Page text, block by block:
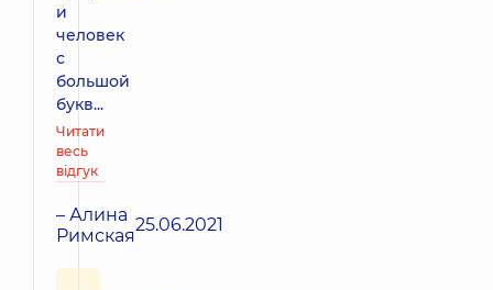
и
человек
с
большой
букв...
Читати
весь
відгук
– Алина
Римская25.06.2021